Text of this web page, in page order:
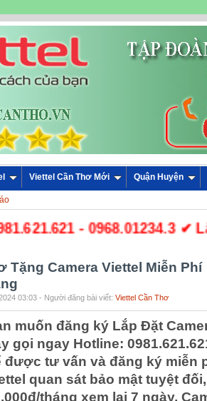
Viettel Cần Thơ Mới Quận Huyện
- 0968.01234.3 ✔
Tặng Camera Viettel Miễn Phí
03:03 - Người đăng bài viết: Viettel Cần Thơ
muốn đăng ký Lắp Đặt
gọi ngay Hotline:
được tư vấn và đăng ký miễn
quan sát bảo mật tuyệt
tháng xem lại 7 ngày,